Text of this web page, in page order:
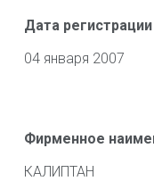
Дата регистрации
04 января 2007
Фирменное
КАЛИПТАН